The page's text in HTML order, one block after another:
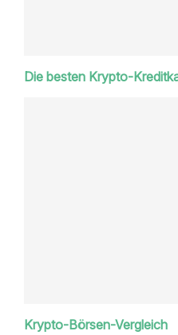
Die besten Krypto-
Krypto-Börsen-Vergleich